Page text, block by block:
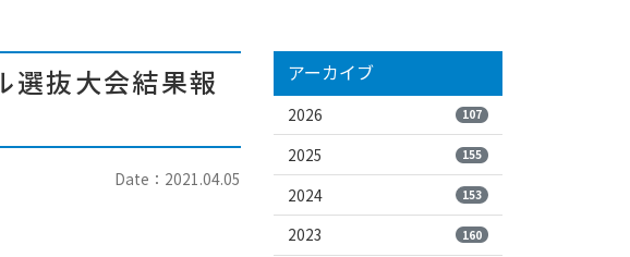
選抜大会結果報
Date：2021.04.05
アーカイブ
2026 107
2025 155
2024 153
2023 160